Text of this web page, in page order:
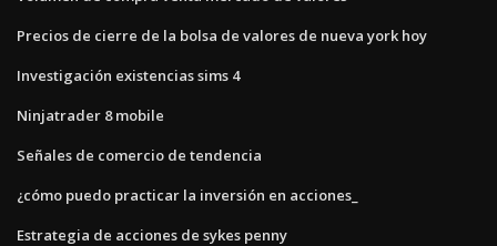
Precios de cierre de la bolsa de valores de nueva york hoy
Investigación existencias sims 4
Ninjatrader 8 mobile
Señales de comercio de tendencia
¿cómo puedo practicar la inversión en acciones_
Estrategia de acciones de sykes penny